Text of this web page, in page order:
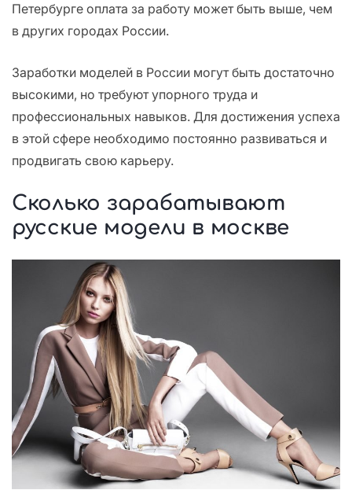
Петербурге оплата за работу может быть выше, чем
в других городах России.
Заработки моделей в России могут быть достаточно
высокими, но требуют упорного труда и
профессиональных навыков. Для достижения успеха
в этой сфере необходимо постоянно развиваться и
продвигать свою карьеру.
Сколько зарабатывают
русские модели в москве